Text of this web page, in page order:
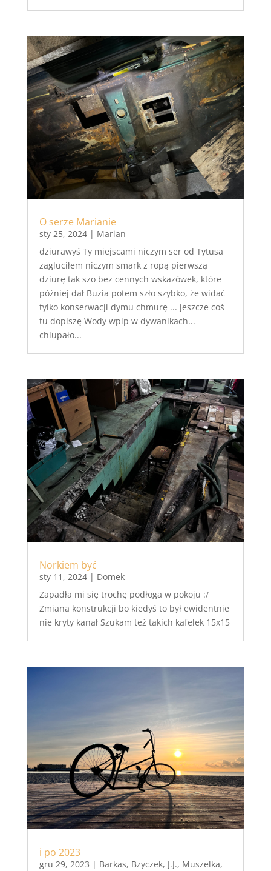
O serze Marianie
sty 25, 2024| Marian
dziurawyś Ty miejscami niczym ser od Tytusa
zagluciłem niczym smark z ropą pierwszą
dziurę tak szo bez cennych wskazówek, które
później dał Buzia potem szło szybko, że widać
tylko konserwacji dymu chmurę ... jeszcze coś
tu dopiszę Wody wpip w dywanikach...
chlupało...
Norkiem być
sty 11, 2024| Domek
Zapadła mi się trochę podłoga w pokoju :/
Zmiana konstrukcji bo kiedyś to był ewidentnie
nie kryty kanał Szukam też takich kafelek 15x15
i po 2023
gru 29, 2023 | Barkas, Bzyczek, J.J., Muszelka,